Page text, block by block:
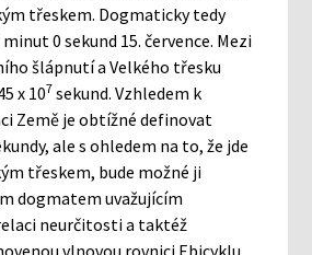
třeskem. Dogmaticky tedy
0 sekund 15. července. Mezi
šlápnutí a Velkého třesku
x 107 sekund. Vzhledem k
Země je obtížné definovat
ale s ohledem na to, že jde
třeskem, bude možné ji
dogmatem uvažujícím
neurčitosti a taktéž
vlnovou rovnici Ebicyklu.